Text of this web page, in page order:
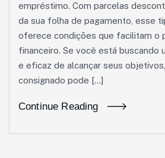
empréstimo. Com parcelas
da sua folha de pagamento, esse
oferece condições que facilitam o
financeiro. Se você está buscando
e eficaz de alcançar seus
consignado pode […]
Continue Reading